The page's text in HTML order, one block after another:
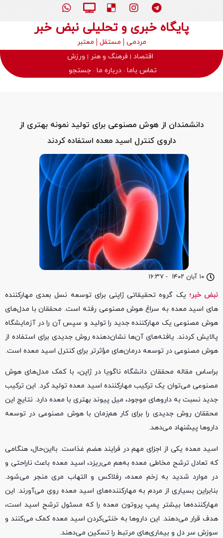
پایگاه خبری و تحلیلی نبض خبر
مردمی مستقل
معتبر
اقتصاد
فرهنگ و هنر
ورزش
تماس باما درباره ما جستجو
۱۰ آبان ۱۴۰۲ - ۱۶:۳۷
دانشمندان از هوش مصنوعی برای تولید نمونه بهتری از
داروی کنترل اسید معده استفاده کردند
نبض خبر؛ یک گروه تحقیقاتی ژاپنی برای توسعه نسل بعدی مهارکننده‌
های اسید معده به سراغ هوش مصنوعی رفته است. محققان با مدل‌های
هوش مصنوعی یک مهارکننده جدید را تولید و سپس آن را در آزمایشگاه
پالایش کردند. یافته‌های آن‌ها نشان‌دهنده روش جدیدی برای استفاده از
هوش مصنوعی در توسعه درمان‌های مؤثرتر برای کنترل اسید معده است.
براساس مقاله محققان دانشگاه ناگویا در ژاپن، با کمک مدل‌های هوش
مصنوعی می‌توان یک ترکیب مهارکننده اسید معده تولید کرد. این ترکیب
جدید نسبت به داروهای موجود، میل پیوند بهتری با معده دارد. نتایج این
محققان روش جدیدی را برای کار هم‌زمان با هوش مصنوعی در توسعه
داروها پیشنهاد می‌دهد.
اسید معده یکی از اجزای مهم در فرایند هضم غذاست. بااین‌حال، هنگامی
که تعادل ترشح مخاطی معده به‌هم می‌ریزد، اسید معده باعث ناراحتی و
در موارد شدید به زخم معده، رفلاکس و التهاب مری منجر می‌شود.
بنابراین بسیاری از مردم به مهارکننده‌های اسید معده روی می‌آورند. این
مهارکننده‌ها بیشتر پمپ پروتون معده را که مسئول ترشح اسید است،
هدف قرار می‌دهند. این داروها به خنثی‌کردن اسید معده کمک می‌کنند و
سوزش سر دل و بیماری‌های مرتبط را تسکین می‌دهند.